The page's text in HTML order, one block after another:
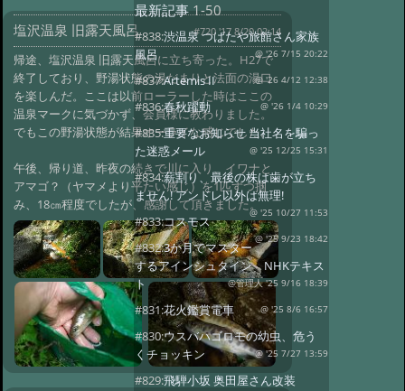
塩沢温泉 旧露天風呂 #720 '17 8/20 02:14
帰途、塩沢温泉 旧露天風呂に立ち寄った。H27で
終了しており、野湯状態の湯だまりと法面の湯口
を楽しんだ。ここは以前ローラーした時はここの
温泉マークに気づかず、会員様に教わりました。
でもこの野湯状態が結果オーライな感じでした。
午後、帰り道、昨夜の続きで川に入り、イワナと
アマゴ？（ヤマメより平たい感じ）を1匹ずつ掴
み、18㎝程度でしたが、感謝して頂きました。
最新記事1-50
#838:渋温泉 つばたや旅館さん家族
風呂
@ '26 7/15 20:22
#837:Artemis II @ '26 4/12 12:38
#836:春秋躍動 @ '26 1/4 10:29
#835:重要なお知らせ 当社名を騙っ
た迷惑メール
@ '25 12/25 15:31
#834:薪割り、最後の株は歯が立ち
ません! アンドレ以外は無理!
@ '25 10/27 11:53
#833:コスモス
@ '25 9/23 18:42
#832:3か月でマスター
するアインシュタイン NHKテキス
ト
@管理人 '25 9/16 18:39
#831:花火鑑賞電車 @ '25 8/6 16:57
#830:ウスバハゴロモの幼虫、危う
くチョッキン
@ '25 7/27 13:59
#829:飛騨小坂 奥田屋さん改装